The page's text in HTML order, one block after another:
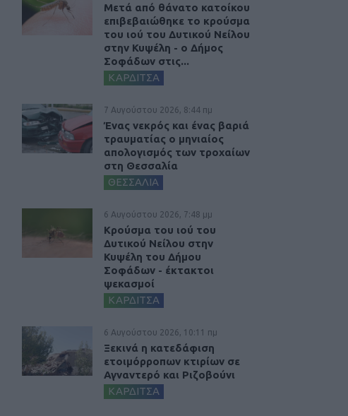
Μετά από θάνατο κατοίκου
επιβεβαιώθηκε το κρούσμα
του ιού του Δυτικού Νείλου
στην Κυψέλη - ο Δήμος
Σοφάδων στις...
ΚΑΡΔΙΤΣΑ
7 Αυγούστου 2026, 8:44 πμ
Ένας νεκρός και ένας βαριά
τραυματίας ο μηνιαίος
απολογισμός των τροχαίων
στη Θεσσαλία
ΘΕΣΣΑΛΙΑ
6 Αυγούστου 2026, 7:48 μμ
Κρούσμα του ιού του
Δυτικού Νείλου στην
Κυψέλη του Δήμου
Σοφάδων - έκτακτοι
ψεκασμοί
ΚΑΡΔΙΤΣΑ
6 Αυγούστου 2026, 10:11 πμ
Ξεκινά η κατεδάφιση
ετοιμόρροπων κτιρίων σε
Αγναντερό και Ριζοβούνι
ΚΑΡΔΙΤΣΑ